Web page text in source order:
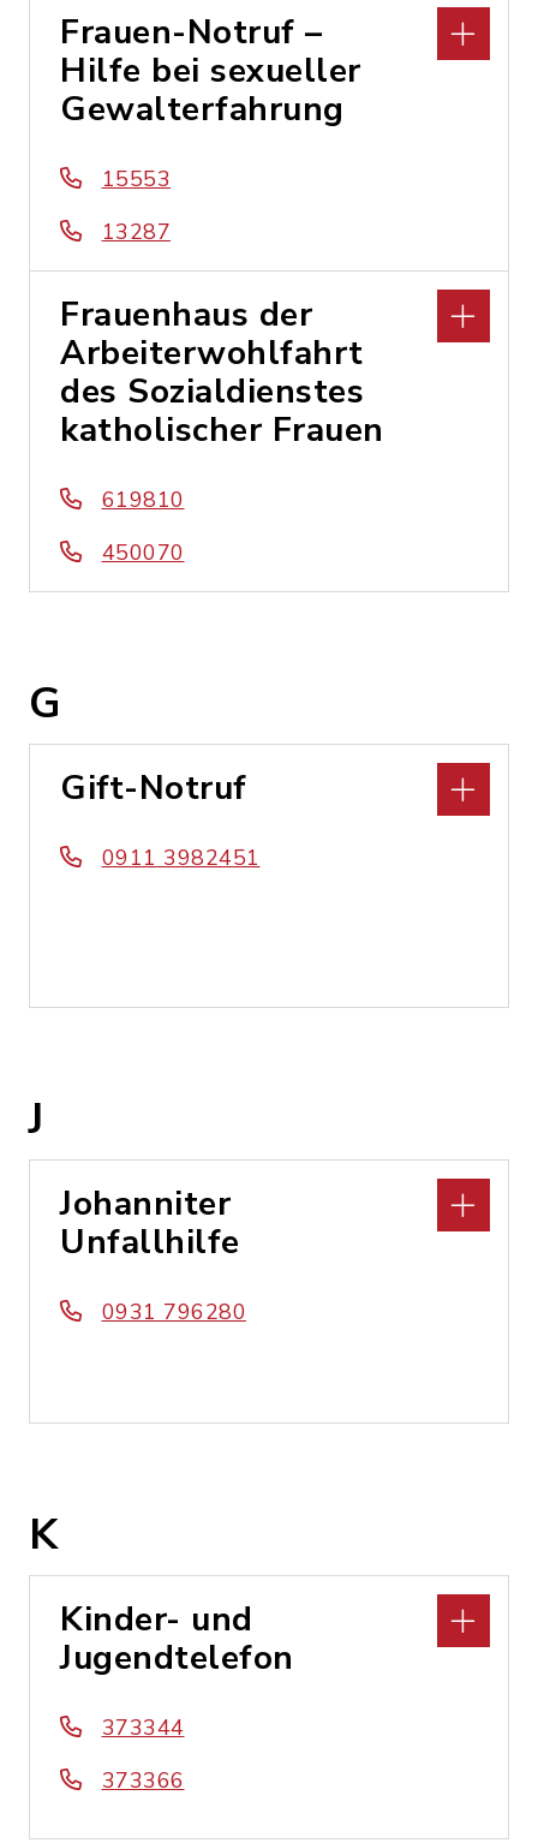
Frauen-Notruf –
Hilfe bei sexueller
Gewalterfahrung
15553
13287
Frauenhaus der
Arbeiterwohlfahrt
des Sozialdienstes
katholischer Frauen
619810
450070
G
Gift-Notruf
0911 3982451
J
Johanniter
Unfallhilfe
0931 796280
K
Kinder- und
Jugendtelefon
373344
373366